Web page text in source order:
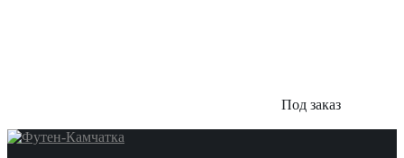
Под заказ